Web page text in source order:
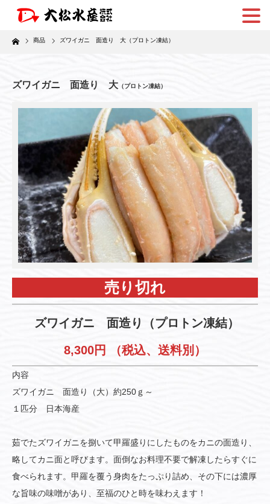
Home 商品 ズワイガニ 面造り 大 （プロトン凍結）
ズワイガニ 面造り 大 （プロトン凍結）
売り切れ
ズワイガニ 面造り（プロトン凍結）
8,300円 （税込、送料別）
内容
ズワイガニ 面造り（大）約250ｇ～
１匹分 日本海産
茹でたズワイガニを捌いて甲羅盛りにしたものをカニの面造り、
略してカニ面と呼びます。面倒なお料理不要で解凍したらすぐに
食べられます。甲羅を覆う身肉をたっぷり詰め、その下には濃厚
な旨味の味噌があり、至福のひと時を味わえます！